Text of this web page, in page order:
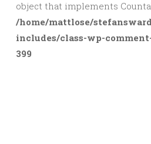
object that implements
/home/mattlose/
includes/class-wp-
399